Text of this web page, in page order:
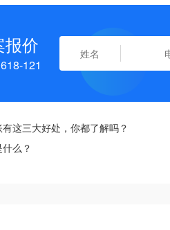
报价
121
这三大好处，你都了解吗？
么？